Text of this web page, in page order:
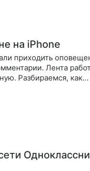
на iPhone
приходить
Лента
Разбираемся, как